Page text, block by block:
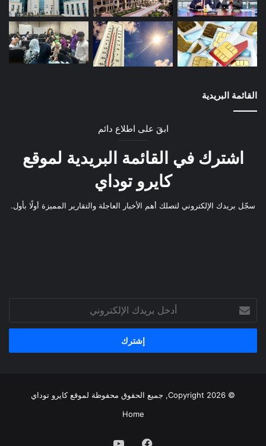
القائمة البريدية
ابقَ على اطلاع دائم
اشترك في القائمة البريدية لموقع
كايرو توداي
سجّل بريدك الإلكتروني لتصلك أهم الأخبار العاجلة والتقارير المميزة أولًا بأول.
بريدك
الإلكتروني
© Copyright 2026, جميع الحقوق محفوظة لموقع
كايرو توداي
Home
فيسبوك